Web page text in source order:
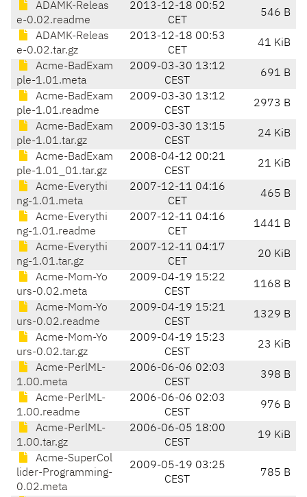
ADAMK-Releas
e-0.02.readme
2013-12-18 00:52
CET
546 B
ADAMK-Releas
e-0.02.tar.gz
2013-12-18 00:53
CET
41 KiB
Acme-BadExam
ple-1.01.meta
2009-03-30 13:12
CEST
691 B
Acme-BadExam
ple-1.01.readme
2009-03-30 13:12
CEST
2973 B
Acme-BadExam
ple-1.01.tar.gz
2009-03-30 13:15
CEST
24 KiB
Acme-BadExam
ple-1.01_01.tar.gz
2008-04-12 00:21
CEST
21 KiB
Acme-Everythi
ng-1.01.meta
2007-12-11 04:16
CET
465 B
Acme-Everythi
ng-1.01.readme
2007-12-11 04:16
CET
1441 B
Acme-Everythi
ng-1.01.tar.gz
2007-12-11 04:17
CET
20 KiB
Acme-Mom-Yo
urs-0.02.meta
2009-04-19 15:22
CEST
1168 B
Acme-Mom-Yo
urs-0.02.readme
2009-04-19 15:21
CEST
1329 B
Acme-Mom-Yo
urs-0.02.tar.gz
2009-04-19 15:23
CEST
23 KiB
Acme-PerlML-
1.00.meta
2006-06-06 02:03
CEST
398 B
Acme-PerlML-
1.00.readme
2006-06-06 02:03
CEST
976 B
Acme-PerlML-
1.00.tar.gz
2006-06-05 18:00
CEST
19 KiB
Acme-SuperCol
lider-Programming-
0.02.meta
2009-05-19 03:25
CEST
785 B